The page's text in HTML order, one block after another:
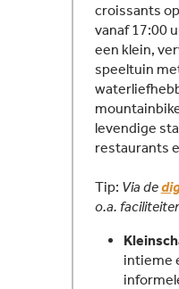
croissants
vanaf 17:00
een klein,
speeltuin
levendige
restaurants
Tip: Via de
o.a.
intieme